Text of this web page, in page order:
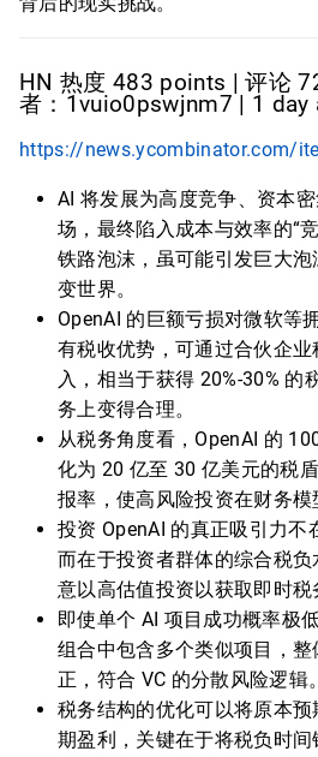
HN 热度 483 points | 评论
者：1vuio0pswjnm7 | 1 day
https://news.ycombinator.com/
AI 将发展为高度竞争、资本
场，最终陷入成本与效率的“
铁路泡沫，虽可能引发巨大
变世界。
OpenAI 的巨额亏损对微软等
有税收优势，可通过合伙企
入，相当于获得 20%-30% 的
务上变得合理。
从税务角度看，OpenAI 的
化为 20 亿至 30 亿美元的税
报率，使高风险投资在财务模
投资 OpenAI 的真正吸引力不
而在于投资者群体的综合税
意以高估值投资以获取即时税
即使单个 AI 项目成功概率极
组合中包含多个类似项目，
正，符合 VC 的分散风险逻辑。
税务结构的优化可以将原本
期盈利，关键在于将税负时间